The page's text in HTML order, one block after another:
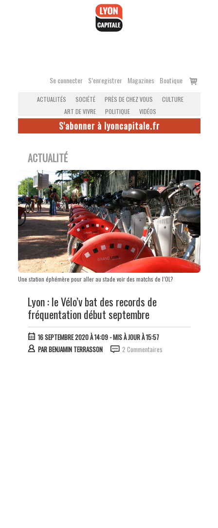
Se connecter S’enregistrer Magazines Boutique
Voir
ACTUALITÉS SOCIÉTÉ PRÈS DE CHEZ VOUS
CULTURE
ART DE VIVRE
POLITIQUE VIDÉOS
S'abonner à lyoncapitale.fr
ACTUALITÉ
Une station éphémère pour aller au stade voir des matchs de l’OL?
Lyon : le Vélo’v bat des records de
fréquentation début septembre
16 SEPTEMBRE 2020 À 14:09- MIS À JOUR À 15:57
PARBENJAMIN TERRASSON 2 Commentaires